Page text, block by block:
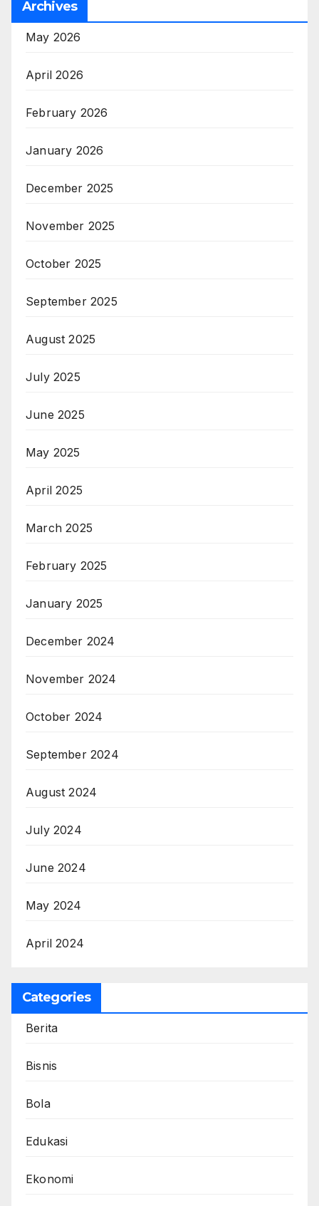
Archives
May 2026
April 2026
February 2026
January 2026
December 2025
November 2025
October 2025
September 2025
August 2025
July 2025
June 2025
May 2025
April 2025
March 2025
February 2025
January 2025
December 2024
November 2024
October 2024
September 2024
August 2024
July 2024
June 2024
May 2024
April 2024
Categories
Berita
Bisnis
Bola
Edukasi
Ekonomi